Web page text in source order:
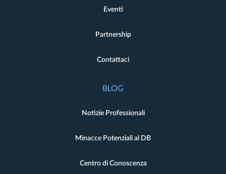
Eventi
Partnership
Contattaci
BLOG
Notizie Professionali
Minacce Potenziali al DB
Centro di Conoscenza